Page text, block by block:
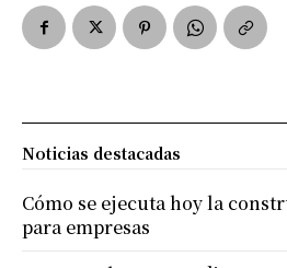
Noticias destacadas
Cómo se ejecuta hoy la
para empresas